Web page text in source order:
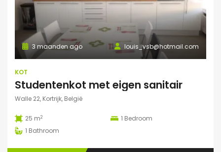
louis_vsb@hotmail.com
3 maanden ago
KOT
Studentenkot met eigen sanitair
Walle 22, Kortrijk, België
25 m2 1 Bedroom
1 Bathroom